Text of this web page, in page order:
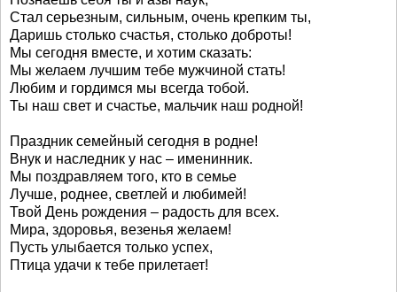
Стал серьезным, сильным, очень крепким ты,
Даришь столько счастья, столько доброты!
Мы сегодня вместе, и хотим сказать:
Мы желаем лучшим тебе мужчиной стать!
Любим и гордимся мы всегда тобой.
Ты наш свет и счастье, мальчик наш родной!
Праздник семейный сегодня в родне!
Внук и наследник у нас – именинник.
Мы поздравляем того, кто в семье
Лучше, роднее, светлей и любимей!
Твой День рождения – радость для всех.
Мира, здоровья, везенья желаем!
Пусть улыбается только успех,
Птица удачи к тебе прилетает!